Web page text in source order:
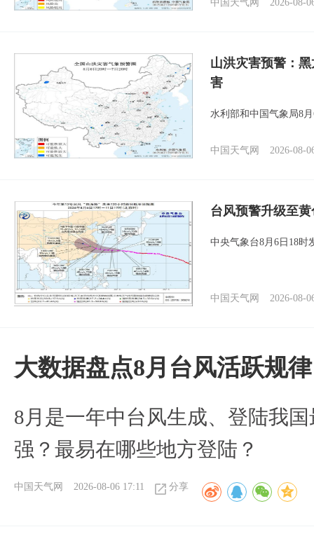
中国天气网 2026-08-
山洪灾害预警：
害
水利部和中国气象局8
中国天气网 2026-08-
台风预警升级至
中央气象台8月6日18时
中国天气网 2026-08-
大数据盘点8月台风活跃规律
8月是一年中台风生成、登陆我
强？最易在哪些地方登陆？
中国天气网 2026-08-06 17:11 分享